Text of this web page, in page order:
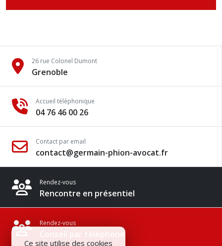
26 rue Colonel Dumont
Grenoble
Accueil téléphonique
04 76 46 00 26
Contact par email
contact@germain-phion-avocat.fr
Rendez-vous
Rencontre en présentiel
Rendez-vous
Conseil par téléphone
Ce site utilise des cookies